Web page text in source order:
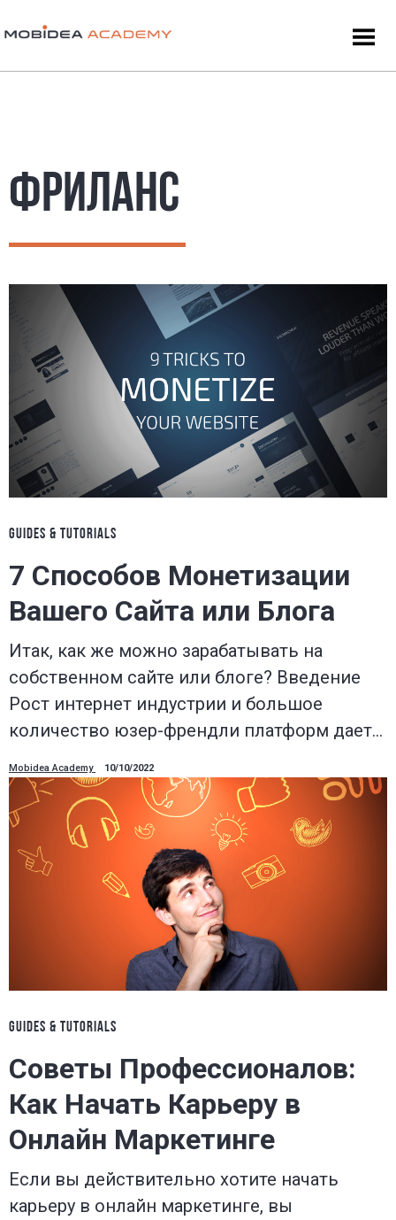
ФРИЛАНС
GUIDES & TUTORIALS
7 Способов Монетизации
Вашего Сайта или Блога
Итак, как же можно зарабатывать на
собственном сайте или блоге? Введение
Рост интернет индустрии и большое
количество юзер-френдли платформ дает…
Mobidea Academy 10/10/2022
GUIDES & TUTORIALS
Советы Профессионалов:
Как Начать Карьеру в
Онлайн Маркетинге
Если вы действительно хотите начать
карьеру в онлайн маркетинге, вы